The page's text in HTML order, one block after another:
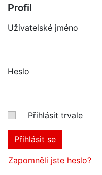
Profil
Uživatelské jméno
Heslo
Přihlásit trvale
Přihlásit se
Zapomněli jste heslo?